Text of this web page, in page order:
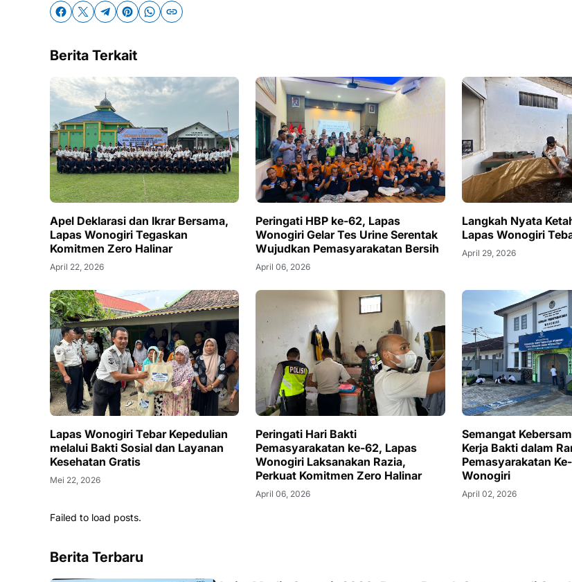
Berita Terkait
Apel Deklarasi dan Ikrar Bersama,
Lapas Wonogiri Tegaskan
Komitmen Zero Halinar
April 22, 2026
Peringati HBP ke-62, Lapas
Wonogiri Gelar Tes Urine Serentak
Wujudkan Pemasyarakatan Bersih
April 06, 2026
Langkah Nyata
Lapas Wonogiri
April 29, 2026
Lapas Wonogiri Tebar Kepedulian
melalui Bakti Sosial dan Layanan
Kesehatan Gratis
Mei 22, 2026
Peringati Hari Bakti
Pemasyarakatan ke-62, Lapas
Wonogiri Laksanakan Razia,
Perkuat Komitmen Zero Halinar
April 06, 2026
Semangat
Kerja Bakti dalam
Pemasyarakatan
Wonogiri
April 02, 2026
Failed to load posts.
Berita Terbaru